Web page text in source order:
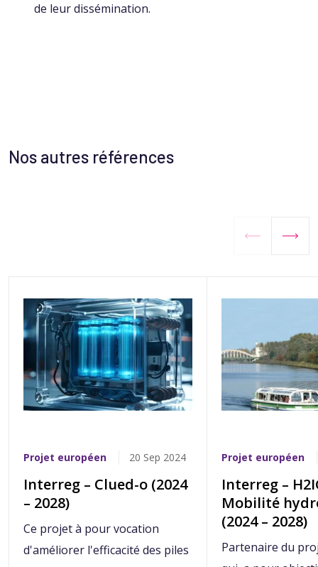
de leurdissémination.
Nos autres références
Projet européen 20 Sep 2024
Interreg​ – Clued-o (2024
– 2028)​
Ce projet à pour vocation
d'améliorer l'efficacité des piles
Projet européen
Interreg​ –
Mobilité
(2024 – 2028)​
Partenaire du